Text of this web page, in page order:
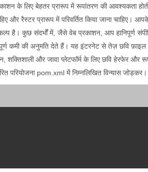
के लिए बेहतर प्रारूप में रूपांतरण की आवश्यकता
और रैस्टर प्रारूप में परिवर्तित किया जाना चाहिए।
है। कुछ संदर्भों में, जैसे वेब प्रकाशन, आप हानिपूर्ण
कमी की अनुमति देते हैं। यह इंटरनेट से तेज़ छवि फ़ाइल
शक्तिशाली और जावा प्लेटफॉर्म के लिए छवि हेरफेर और
pom.xml में निम्नलिखित विन्यास जोड़कर।